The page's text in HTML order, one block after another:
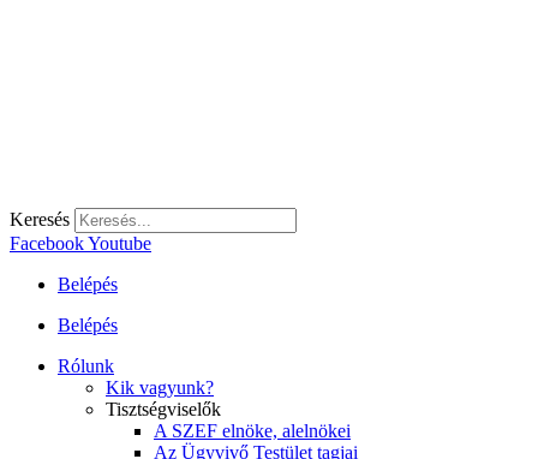
Keresés
FacebookYoutube
Belépés
Belépés
Rólunk
Kik vagyunk?
Tisztségviselők
A SZEF elnöke, alelnökei
Az Ügyvivő Testület tagjai